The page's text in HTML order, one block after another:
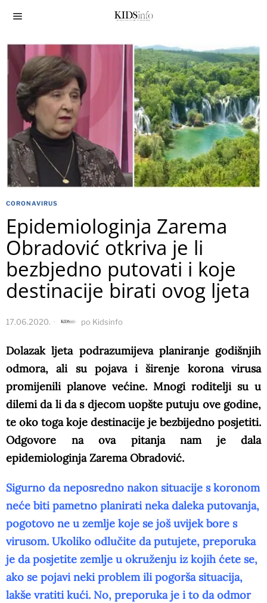
CORONAVIRUS
Epidemiologinja Zarema
Obradović otkriva je li
bezbjedno putovati i koje
destinacije birati ovog ljeta
17.06.2020. po Kidsinfo
Dolazak ljeta podrazumijeva planiranje godišnjih
odmora, ali su pojava i širenje korona virusa
promijenili planove većine. Mnogi roditelji su u
dilemi da li da s djecom uopšte putuju ove godine,
te oko toga koje destinacije je bezbijedno posjetiti.
Odgovore na ova pitanja nam je dala
epidemiologinja Zarema Obradović.
Sigurno da neposredno nakon situacije s koronom
neće biti pametno planirati neka daleka putovanja,
pogotovo ne u zemlje koje se još uvijek bore s
virusom. Ukoliko odlučite da putujete, preporuka
je da posjetite zemlje u okruženju iz kojih ćete se,
ako se pojavi neki problem ili pogorša situacija,
lakše vratiti kući. No, preporuka je i to da odmor